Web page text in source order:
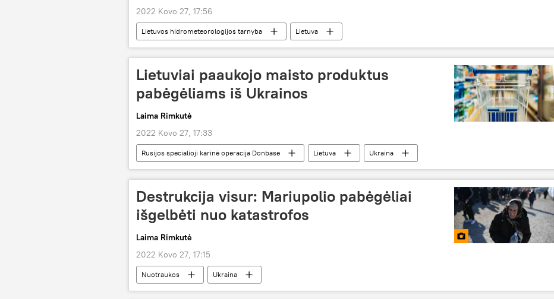
2022 Kovo 27, 17:56
Lietuvos hidrometeorologijos tarnyba Lietuva
Lietuviai paaukojo maisto produktus
pabėgėliams iš Ukrainos
Laima Rimkutė
2022 Kovo 27, 17:33
Rusijos specialioji karinė operacija Donbase Lietuva Ukraina
Destrukcija visur: Mariupolio pabėgėliai
išgelbėti nuo katastrofos
Laima Rimkutė
2022 Kovo 27, 17:15
Nuotraukos Ukraina